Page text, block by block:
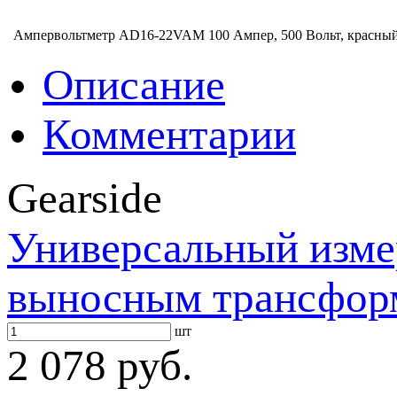
Ампервольтметр AD16-22VAM 100 Ампер, 500 Вольт,
Описание
Комментарии
Gearside
Универсальный
выносным
шт
2 078 руб.